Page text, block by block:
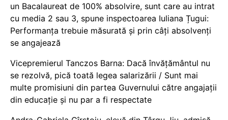
un Bacalaureat de 100% absolvire, sunt care au intrat
cu media 2 sau 3, spune inspectoarea Iuliana Țugui:
Performanța trebuie măsurată și prin câți absolvenți
se angajează
Vicepremierul Tanczos Barna: Dacă învățământul nu
se rezolvă, pică toată legea salarizării / Sunt mai
multe promisiuni din partea Guvernului către angajații
din educație și nu par a fi respectate